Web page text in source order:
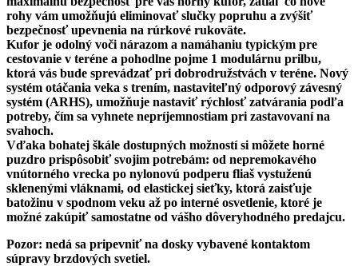
rohy vám umožňujú eliminovať slučky popruhu a zvýšiť
bezpečnosť upevnenia na rúrkové rukoväte.
Kufor je odolný voči nárazom a namáhaniu typickým pre
cestovanie v teréne a pohodlne pojme 1 modulárnu prilbu,
ktorá vás bude sprevádzať pri dobrodružstvách v teréne. Nový
systém otáčania veka s trením, nastaviteľný odporový závesný
systém (ARHS), umožňuje nastaviť rýchlosť zatvárania podľa
potreby, čím sa vyhnete nepríjemnostiam pri zastavovaní na
svahoch.
Vďaka bohatej škále dostupných možností si môžete horné
puzdro prispôsobiť svojim potrebám: od nepremokavého
vnútorného vrecka po nylonovú podperu fliaš vystuženú
sklenenými vláknami, od elastickej sieťky, ktorá zaisťuje
batožinu v spodnom veku až po interné osvetlenie, ktoré je
možné zakúpiť samostatne od vášho dôveryhodného predajcu.
Pozor: nedá sa pripevniť na dosky vybavené kontaktom
súpravy brzdových svetiel.